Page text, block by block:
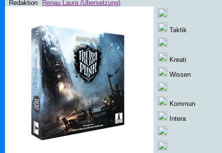
Redaktion
Renau Laura (Übersetzung)
Taktik
Kreati
Wissen
Kommun
Intera